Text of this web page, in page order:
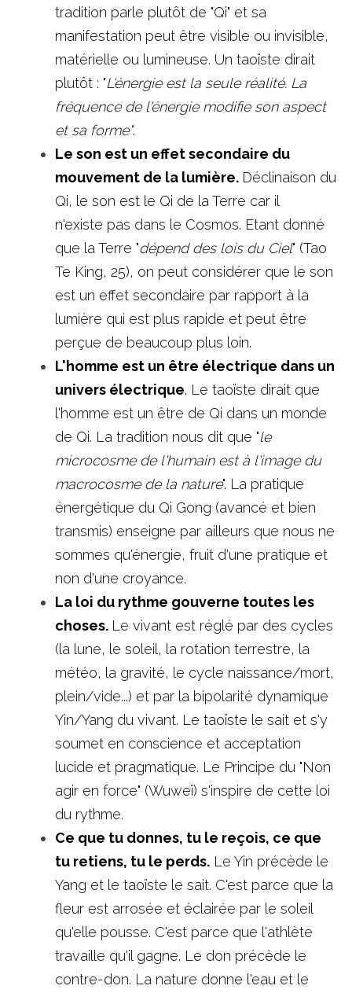
tradition parle plutôt de "Qi" et sa
manifestation peut être visible ou invisible,
matérielle ou lumineuse. Un taoïste dirait
plutôt : "L'énergie est la seule réalité. La
fréquence de l'énergie modifie son aspect
et sa forme".
Le son est un effet secondaire du
mouvement de la lumière. Déclinaison du
Qi, le son est le Qi de la Terre car il
n'existe pas dans le Cosmos. Etant donné
que la Terre "dépend des lois du Ciel" (Tao
Te King, 25), on peut considérer que le son
est un effet secondaire par rapport à la
lumière qui est plus rapide et peut être
perçue de beaucoup plus loin.
L'homme est un être électrique dans un
univers électrique. Le taoïste dirait que
l'homme est un être de Qi dans un monde
de Qi. La tradition nous dit que "le
microcosme de l'humain est à l'image du
macrocosme de la nature". La pratique
énergétique du Qi Gong (avancé et bien
transmis) enseigne par ailleurs que nous ne
sommes qu'énergie, fruit d'une pratique et
non d'une croyance.
La loi du rythme gouverne toutes les
choses. Le vivant est réglé par des cycles
(la lune, le soleil, la rotation terrestre, la
météo, la gravité, le cycle naissance/mort,
plein/vide...) et par la bipolarité dynamique
Yin/Yang du vivant. Le taoïste le sait et s'y
soumet en conscience et acceptation
lucide et pragmatique. Le Principe du "Non
agir en force" (Wuweï) s'inspire de cette loi
du rythme.
Ce que tu donnes, tu le reçois, ce que
tu retiens, tu le perds. Le Yin précède le
Yang et le taoïste le sait. C'est parce que la
fleur est arrosée et éclairée par le soleil
qu'elle pousse. C'est parce que l'athlète
travaille qu'il gagne. Le don précède le
contre-don. La nature donne l'eau et le